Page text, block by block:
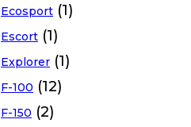
Ecosport (1)
Escort (1)
Explorer (1)
F-100 (12)
F-150 (2)